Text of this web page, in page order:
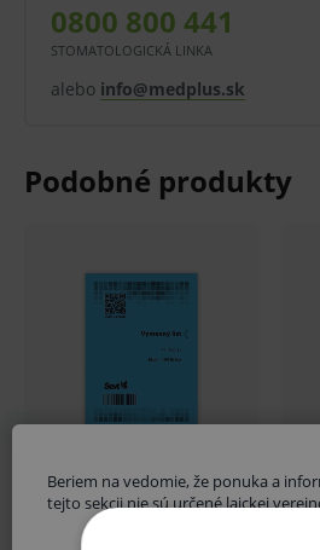
0800 800 441
STOMATOLOGICKÁ LINKA
alebo info@medplus.sk
Beriem na vedomie, že ponuka a
tejto sekcii nie sú určené laickej